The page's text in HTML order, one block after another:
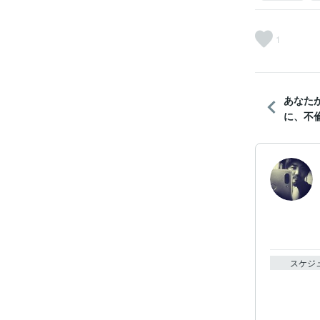
1
あなた
に、不
スケジ